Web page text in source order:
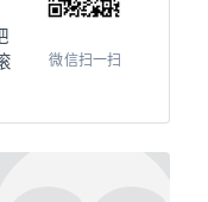
微信扫一扫